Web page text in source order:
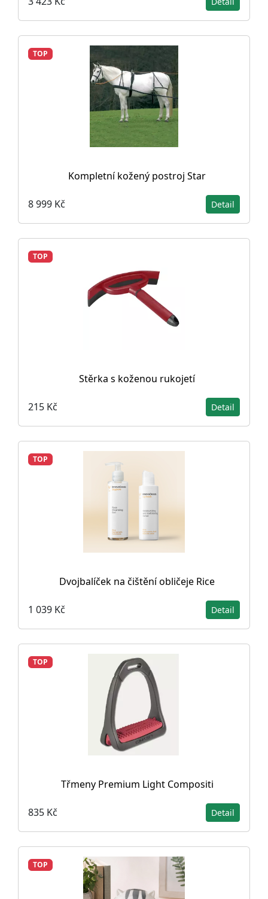
TOP
Kompletní kožený postroj Star
8 999 Kč Detail
TOP
Stěrka s koženou rukojetí
215 Kč Detail
TOP
Dvojbalíček na čištění obličeje Rice
1 039 Kč Detail
TOP
Třmeny Premium Light Compositi
835 Kč Detail
TOP